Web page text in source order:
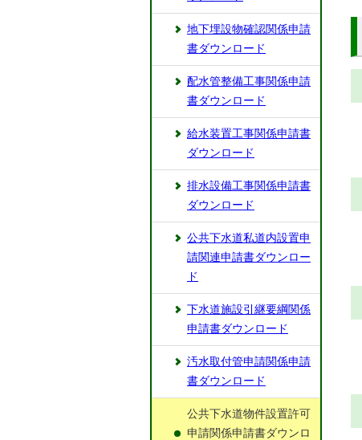
地下埋設物確認関係申請
書ダウンロード
配水管整備工事関係申請
書ダウンロード
給水装置工事関係申請書
ダウンロード
排水設備工事関係申請書
ダウンロード
公共下水道私道内設置申
請関連申請書ダウンロー
ド
下水道施設引継要綱関係
申請書ダウンロード
汚水取付管申請関係申請
書ダウンロード
公共下水道物件設置許可
申請関係申請書ダウンロ